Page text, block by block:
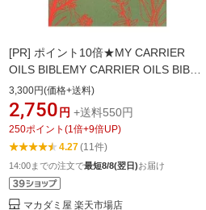
[PR] ポイント10倍★MY CARRIER
OILS BIBLEMY CARRIER OILS BIBLE
(マイ・キャリアオイル・バイブル)精
油研究第一人者が指南する、プロのた
めのキャリア・オイル本！
3,300円(価格+送料)
2,750 円 +送料550円
250ポイント (1倍+9倍UP)
4.27(11件)
14:00までの注文で最短8/8(翌日)お届け
マカダミ屋 楽天市場店